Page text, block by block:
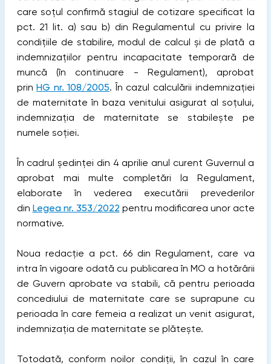
care soțul confirmă stagiul de cotizare specificat la
pct. 21 lit. a) sau b) din Regulamentul cu privire la
condițiile de stabilire, modul de calcul și de plată a
indemnizațiilor pentru incapacitate temporară de
muncă (în continuare - Regulament), aprobat
prinHG nr. 108/2005. În cazul calculării indemnizației
de maternitate în baza venitului asigurat al soțului,
indemnizația de maternitate se stabilește pe
numele soției.
În cadrul ședinței din 4 aprilie anul curent Guvernul a
aprobat mai multe completări la Regulament,
elaborate în vederea executării prevederilor
din Legea nr. 353/2022pentru modificarea unor acte
normative.
Noua redacție a pct. 66 din Regulament, care va
intra în vigoare odată cu publicarea în MO a hotărârii
de Guvern aprobate va stabili, că pentru perioada
concediului de maternitate care se suprapune cu
perioada în care femeia a realizat un venit asigurat,
indemnizația de maternitate se plătește.
Totodată, conform noilor condiții, în cazul în care